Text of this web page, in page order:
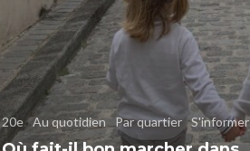
20e Au quotidien Par quartier S'informer